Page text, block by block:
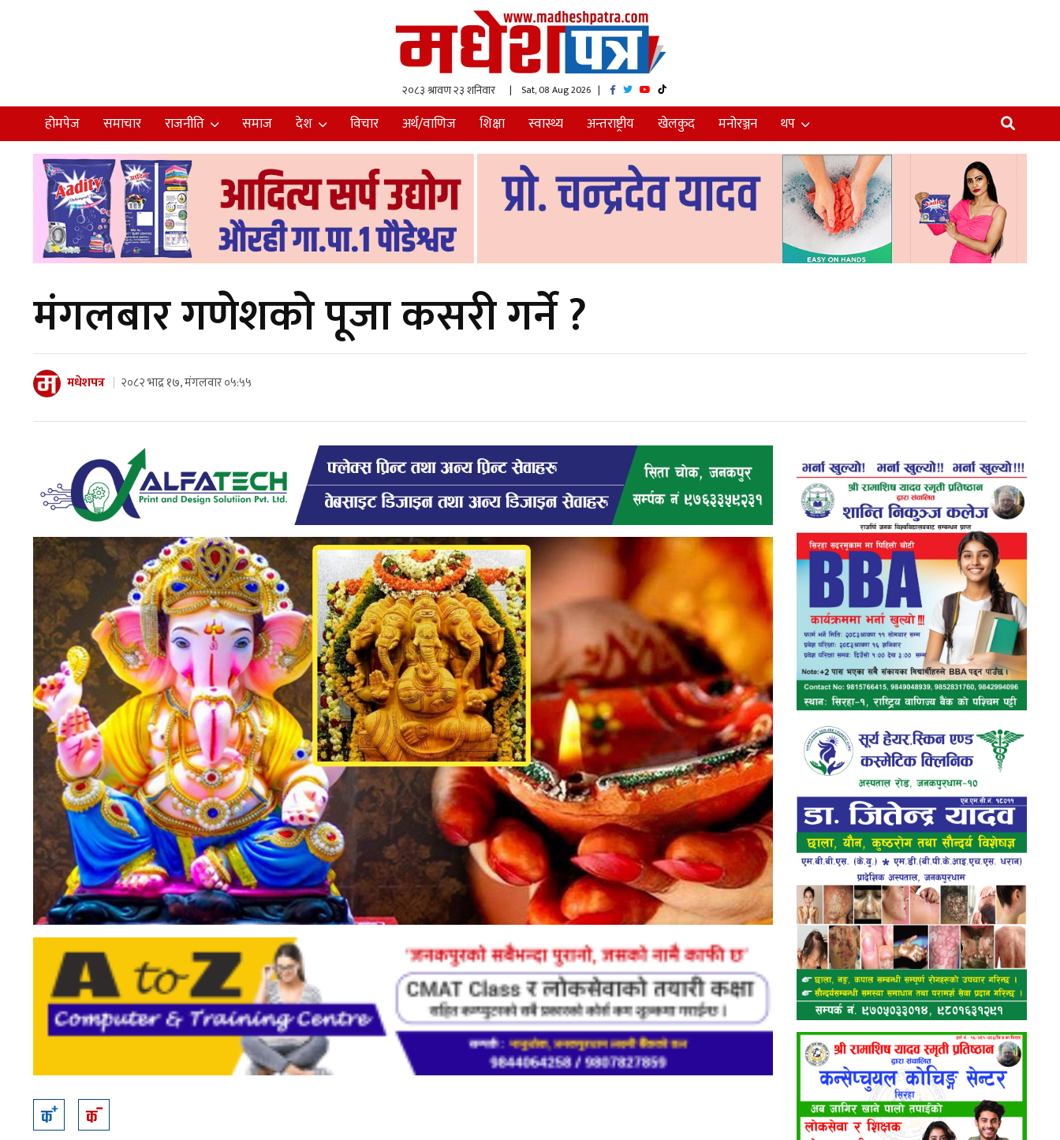
| Sat, 08 Aug 2026 |
होमपेज समाचार राजनीति समाज देश विचार अर्थ/वाणिज शिक्षा स्वास्थ्य अन्तराष्ट्रीय खेलकुद मनोरञ्जन थप
मंगलबार गणेशको पूजा कसरी गर्ने ?
मधेशपत्र २०८२ भाद्र १७, मंगलवार ०५:५५